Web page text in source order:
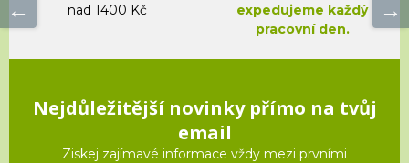
nad 1400 Kč
expedujeme každý
pracovní den.
Nejdůležitější novinky přímo na tvůj
email
Ziskej zajímavé informace vždy mezi prvními